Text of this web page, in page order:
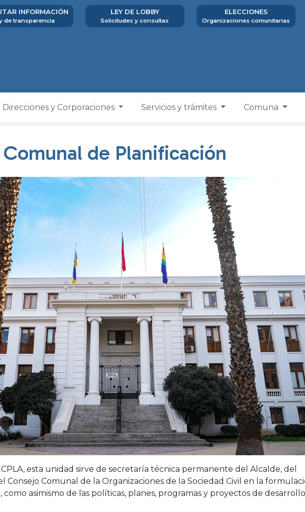
INFORMACIÓN
de transparencia
LEY DE LOBBY
Solicitudes y consultas
ELECCIONES
Organizaciones comunitarias
Direcciones y Corporaciones Servicios y trámites Comuna
de Planificación
esta unidad sirve de secretaría técnica permanente del Alcalde, del
Consejo Comunal de la Organizaciones de la Sociedad Civil en la
como asimismo de las políticas, planes, programas y proyectos de